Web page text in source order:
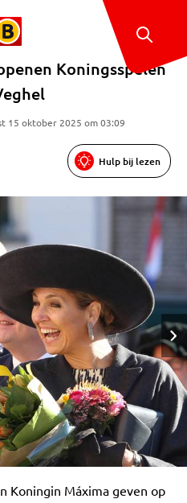
Koningsspelen
15 oktober 2025 om 03:09
Hulp bij lezen
Koningin Máxima geven op